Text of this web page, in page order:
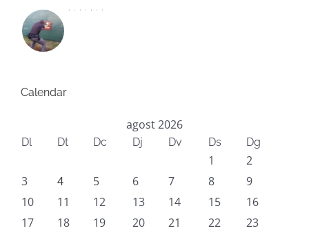
Calendar
agost 2026
Dl Dt Dc Dj Dv Ds Dg
1
2
3
4 5 6 7 8
9
10
11 12 13 14 15
16
17
18 19 20 21 22
23